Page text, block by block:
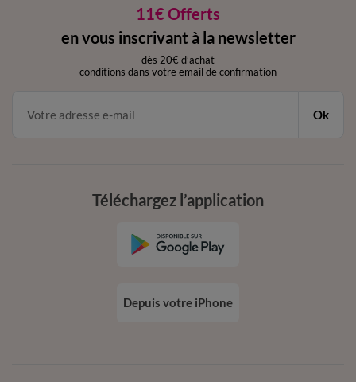
11€ Offerts
en vous inscrivant à la newsletter
dès 20€ d’achat
conditions dans votre email de confirmation
Ok
Téléchargez l’application
Depuis votre iPhone